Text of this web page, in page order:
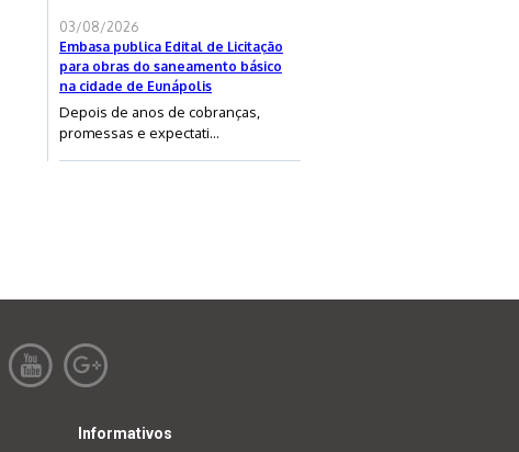
03/08/2026
Embasa publica Edital de Licitação
para obras do saneamento básico
na cidade de Eunápolis
Depois de anos de cobranças,
promessas e expectati...
Informativos